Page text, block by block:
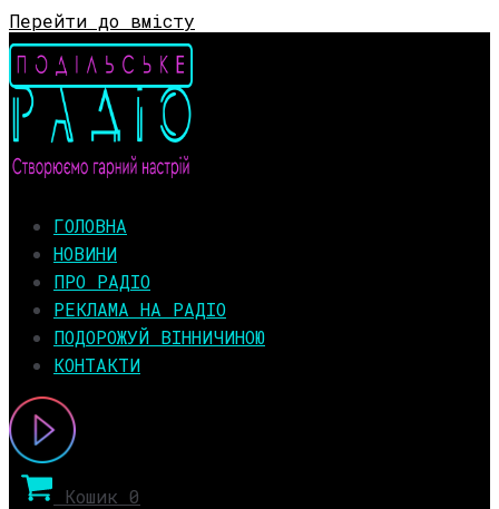
Перейти до вмісту
ГОЛОВНА
НОВИНИ
ПРО РАДІО
РЕКЛАМА НА РАДІО
ПОДОРОЖУЙ ВІННИЧИНОЮ
КОНТАКТИ
Кошик 0